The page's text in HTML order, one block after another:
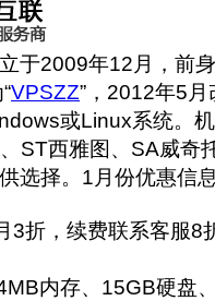
于2009年12月，前
VPSZZ”，2012年5
或Linux系统。
ST西雅图、SA威奇
选择。1月份优惠信
3折，续费联系客服8
内存、15GB硬盘